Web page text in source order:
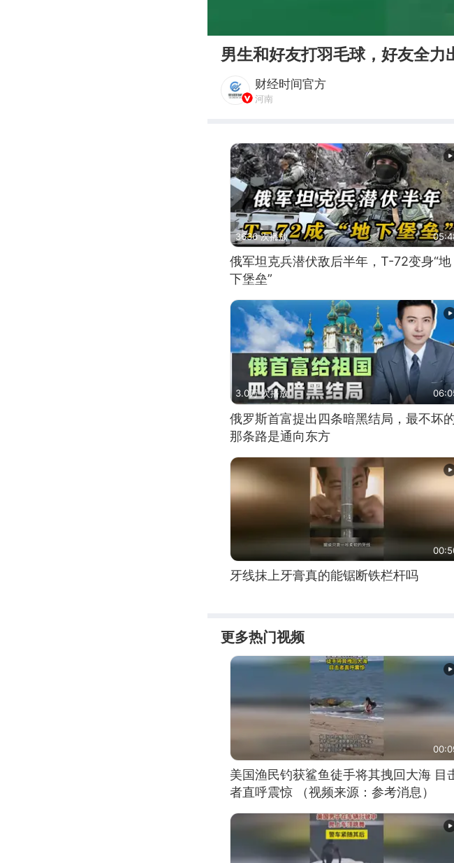
男生和好友打羽毛球，好友全力
财经时间官方
河南
3636 次播放
俄军坦克兵潜伏敌后半年，T-72变身“地
下堡垒”
3.0万 次播放
俄罗斯首富提出四条暗黑结局，最不坏
那条路是通向东方
牙线抹上牙膏真的能锯断铁栏杆吗
更多热门视频
美国渔民钓获鲨鱼徒手将其拽回大海 目
者直呼震惊 （视频来源：参考消息）